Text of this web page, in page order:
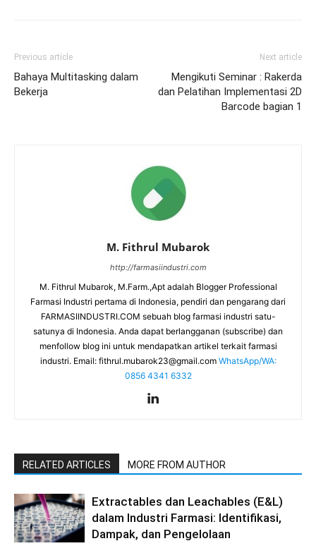
Previous article
Bahaya Multitasking dalam
Bekerja
Next article
Mengikuti Seminar : Rakerda
dan Pelatihan Implementasi 2D
Barcode bagian 1
M. Fithrul Mubarok
http://farmasiindustri.com
M. Fithrul Mubarok, M.Farm.,Apt adalah Blogger Professional
Farmasi Industri pertama di Indonesia, pendiri dan pengarang dari
FARMASIINDUSTRI.COM sebuah blog farmasi industri satu-
satunya di Indonesia. Anda dapat berlangganan (subscribe) dan
menfollow blog ini untuk mendapatkan artikel terkait farmasi
industri. Email: fithrul.mubarok23@gmail.com WhatsApp/WA:
0856 4341 6332
RELATED ARTICLES MORE FROM AUTHOR
Extractables dan Leachables (E&L)
dalam Industri Farmasi: Identifikasi,
Dampak, dan Pengelolaan